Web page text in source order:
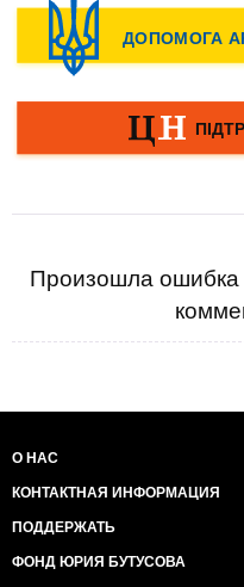
Произошла ошибка
О НАС
КОНТАКТНАЯ ИНФОРМАЦИЯ
ПОДДЕРЖАТЬ
ФОНД ЮРИЯ БУТУСОВА